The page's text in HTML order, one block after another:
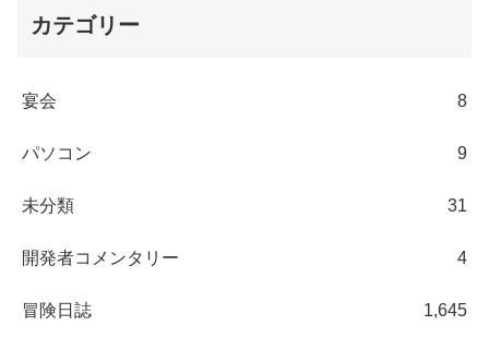
カテゴリー
宴会 8
パソコン 9
未分類 31
開発者コメンタリー 4
冒険日誌 1,645